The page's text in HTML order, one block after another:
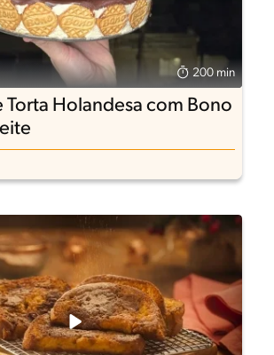
200 min
Torta Holandesa com Bono